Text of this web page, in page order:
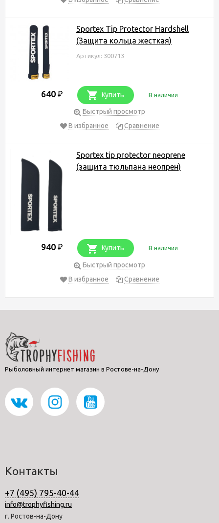
Sportex Tip Protector Hardshell
(Защита кольца жесткая)
Артикул: 300713
640 ₽ Купить В наличии
Быстрый просмотр
В избранное
Сравнение
Sportex tip protector neoprene
(защита тюльпана неопрен)
940 ₽ Купить В наличии
Быстрый просмотр
В избранное
Сравнение
Рыболовный интернет магазин в Ростове-на-Дону
Контакты
+7 (495) 795-40-44
info@trophyfishing.ru
г. Ростов-на-Дону